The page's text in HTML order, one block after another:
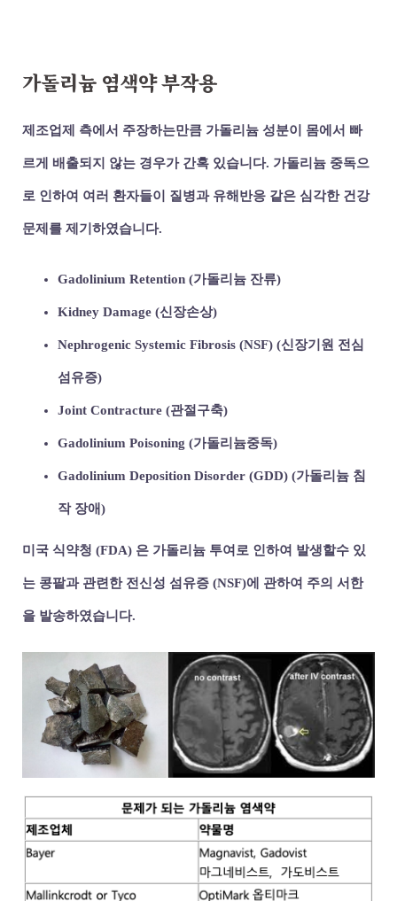
가돌리늄 염색약 부작용
제조업제 측에서 주장하는만큼 가돌리늄 성분이 몸에서 빠
르게 배출되지 않는 경우가 간혹 있습니다. 가돌리늄 중독으
로 인하여 여러 환자들이 질병과 유해반응 같은 심각한 건강
문제를 제기하였습니다.
Gadolinium Retention (가돌리늄 잔류)
Kidney Damage (신장손상)
Nephrogenic Systemic Fibrosis (NSF) (신장기원 전심
섬유증)
Joint Contracture (관절구축)
Gadolinium Poisoning (가돌리늄중독)
Gadolinium Deposition Disorder (GDD) (가돌리늄 침
작 장애)
미국 식약청 (FDA) 은 가돌리늄 투여로 인하여 발생할수 있
는 콩팥과 관련한 전신성 섬유증 (NSF)에 관하여 주의 서한
을 발송하였습니다.